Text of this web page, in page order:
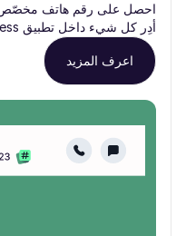
احصل على رقم هاتف مخصّص
أدِر كل شيء داخل تطبيق Roamless.
اعرف المزيد